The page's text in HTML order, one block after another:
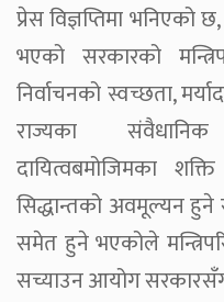
प्रेस विज्ञप्तिमा भनिएको
भएको सरकारको
निर्वाचनको स्वच्छता,
राज्यका
दायित्वबमोजिमका
सिद्धान्तको अवमूल्यन हुने
समेत हुने भएकोले
सच्याउन आयोग सरकारसँग